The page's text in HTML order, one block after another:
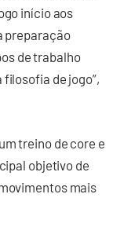
início aos
preparação
de trabalho
de jogo”,
treino de core e
objetivo de
mais